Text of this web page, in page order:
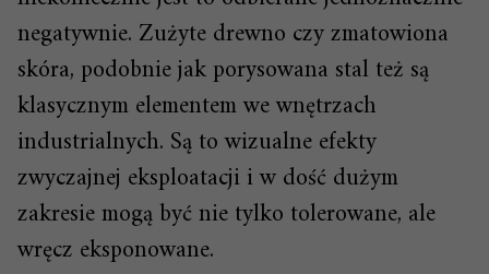
negatywnie. Zużyte drewno czy zmatowiona
skóra, podobnie jak porysowana stal też są
klasycznym elementem we wnętrzach
industrialnych. Są to wizualne efekty
zwyczajnej eksploatacji i w dość dużym
zakresie mogą być nie tylko tolerowane, ale
wręcz eksponowane.